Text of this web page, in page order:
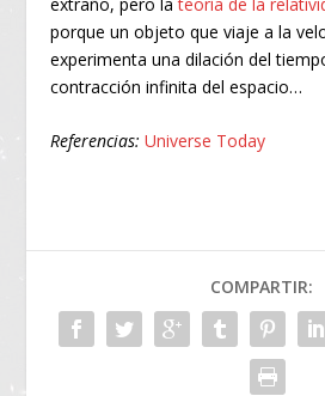
porque un objeto que viaje a la
experimenta una dilación del
contracción infinita del espacio…
Referencias:Universe Today
COMPARTIR: